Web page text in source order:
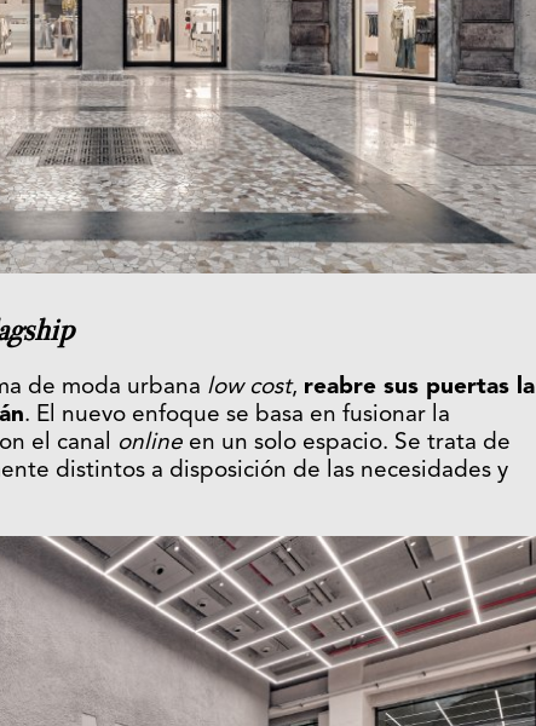
de moda urbana low cost, reabre sus puertas la
. El nuevo enfoque se basa en fusionar la
el canal online en un solo espacio. Se trata de
distintos a disposición de las necesidades y